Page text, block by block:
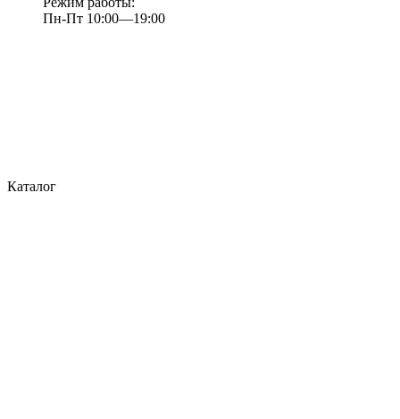
Пн-Пт 10:00—19:00
Каталог